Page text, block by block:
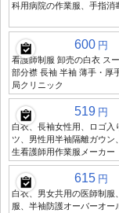
科用病院の作業服、手指消
600 円
看護師制服 卸売の白衣 ス
部分襟 長袖 半袖 薄手・厚
局クリニック
519 円
白衣、長袖女性用、ロゴ入
ツ、男性用半袖隔離ガウン
生看護師用作業服メーカー
615 円
白衣、男女共用の医師制服
服、半袖防護オーバーオー